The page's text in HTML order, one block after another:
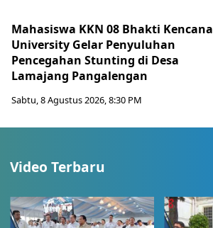
Mahasiswa KKN 08 Bhakti Kencana
University Gelar Penyuluhan
Pencegahan Stunting di Desa
Lamajang Pangalengan
Sabtu, 8 Agustus 2026, 8:30 PM
Video Terbaru